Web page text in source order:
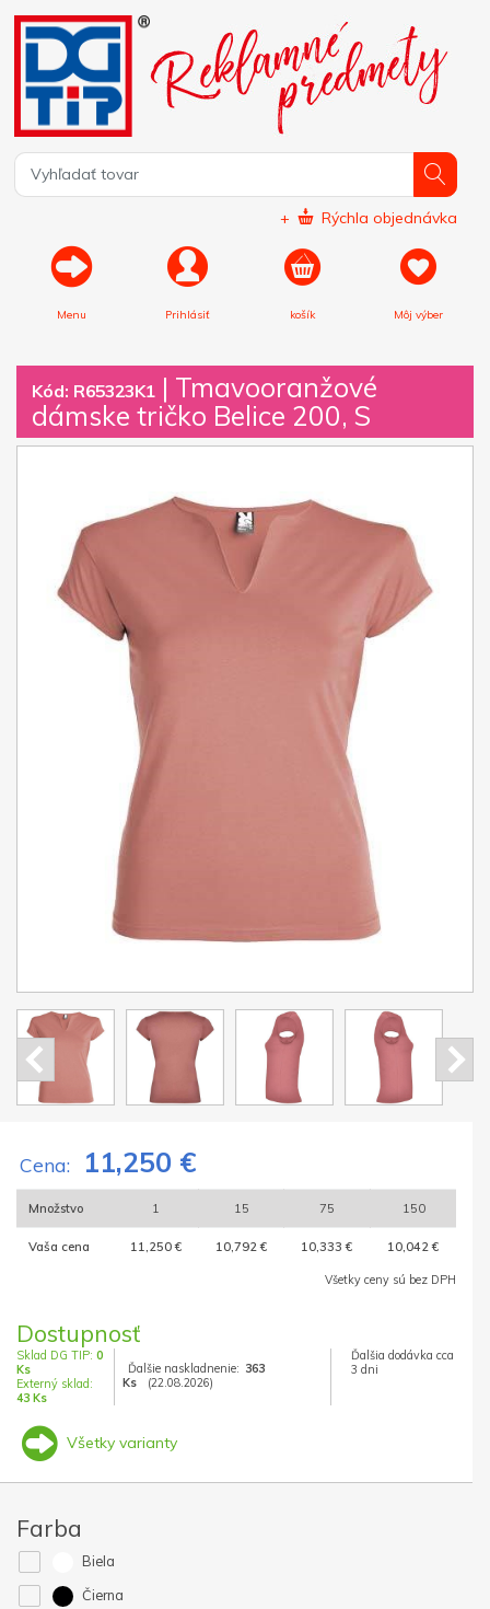
+ Rýchla objednávka
Menu Prihlásiť košík Môj výber
Kód: R65323K1 | Tmavooranžové
dámske tričko Belice 200, S
Cena: 11,250 €
Množstvo 1 15 75 150
Vaša cena 11,250 € 10,792 € 10,333 € 10,042 €
Všetky ceny sú bez DPH
Dostupnosť
Sklad DG TIP: 0
Ks
Externý sklad:
43 Ks
Ďalšie naskladnenie: 363
Ks
(22.08.2026)
Ďalšia dodávka cca
3 dni
Všetky varianty
Farba
Biela
Čierna